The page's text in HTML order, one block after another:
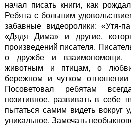
начал писать книги, как
Ребята с большим
забавные видеоролики: «Утя-
«Дядя Дима» и другие,
произведений писателя.
о дружбе и взаимопомощи,
животным и птицам, о
бережном и чутком
Посоветовал ребятам
позитивное, развивать в себе
пытаться самим видеть вокруг
уникальное. Замечать